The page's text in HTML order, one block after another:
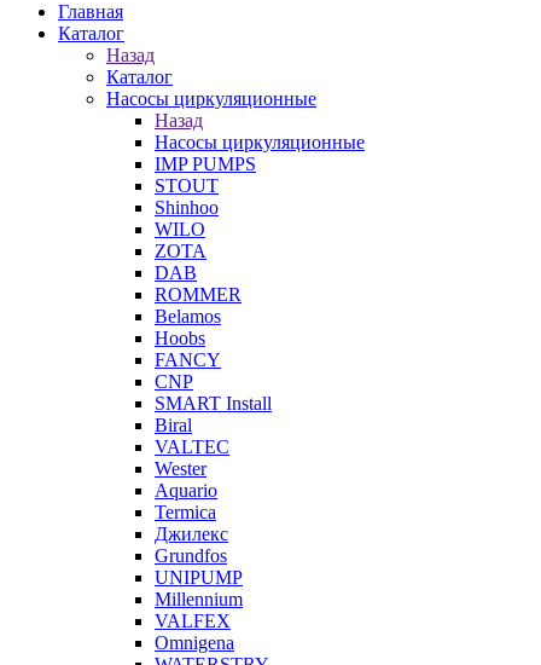
Главная
Каталог
Назад
Каталог
Насосы циркуляционные
Назад
Насосы циркуляционные
IMP PUMPS
STOUT
Shinhoo
WILO
ZOTA
DAB
ROMMER
Belamos
Hoobs
FANCY
CNP
SMART Install
Biral
VALTEC
Wester
Aquario
Termica
Джилекс
Grundfos
UNIPUMP
Millennium
VALFEX
Omnigena